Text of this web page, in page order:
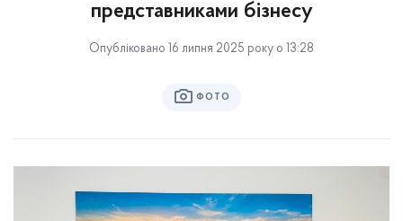
представниками бізнесу
Опубліковано 16 липня 2025 року о 13:28
ФОТО